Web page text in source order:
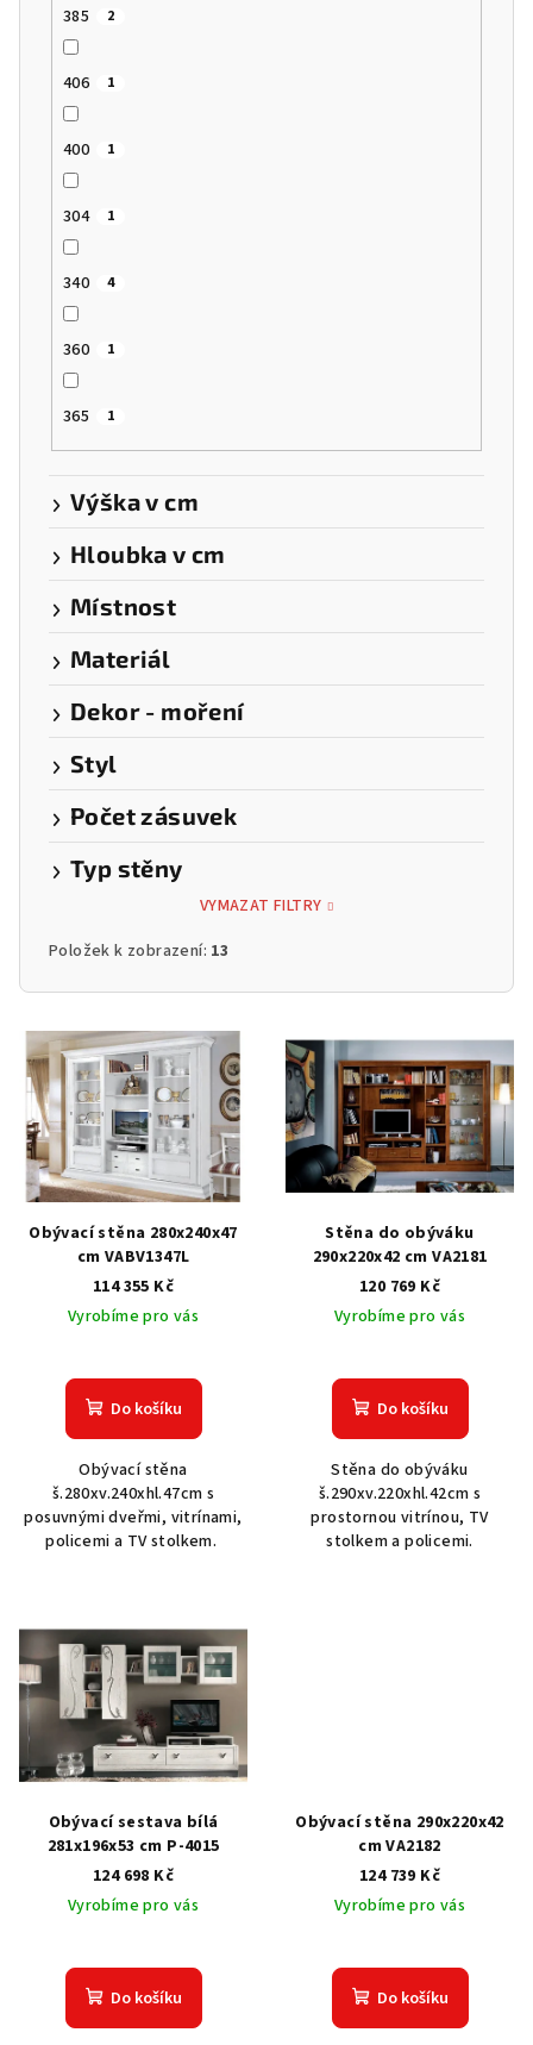
385 2
406 1
400 1
304 1
340 4
360 1
365 1
Výška v cm
Hloubka v cm
Místnost
Materiál
Dekor - moření
Styl
Počet zásuvek
Typ stěny
VYMAZAT FILTRY
Položek k zobrazení: 13
V
p
Obývací stěna 280x240x47
cm VABV1347L
114 355 Kč
Vyrobíme pro vás
Do košíku
Obývací stěna
š.280xv.240xhl.47cm s
posuvnými dveřmi, vitrínami,
policemi a TV stolkem.
Stěna do obýváku
290x220x42 cm VA2181
120 769 Kč
Vyrobíme pro vás
Do košíku
Stěna do obýváku
š.290xv.220xhl.42cm s
prostornou vitrínou, TV
stolkem a policemi.
Obývací sestava bílá
281x196x53 cm P-4015
124 698 Kč
Vyrobíme pro vás
Do košíku
Obývací stěna 290x220x42
cm VA2182
124 739 Kč
Vyrobíme pro vás
Do košíku